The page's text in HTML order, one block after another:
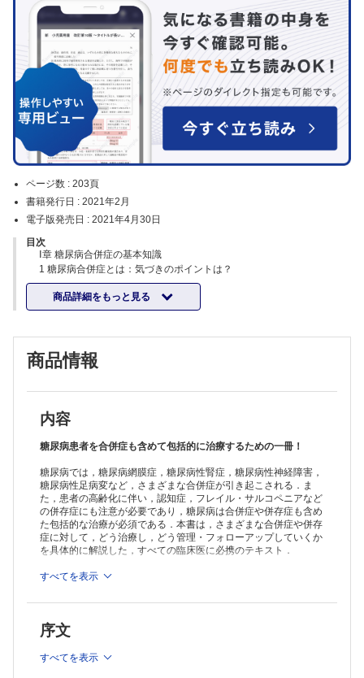
ページ数 : 203頁
書籍発行日 : 2021年2月
電子版発売日 : 2021年4月30日
目次
Ⅰ章 糖尿病合併症の基本知識
1 糖尿病合併症とは：気づきのポイントは？
2 チーム医療と医療連携
3 包括的治療の重要性
Ⅱ章 急性合併症の管理
3 乳酸アシドーシス
4 低血糖
2 糖尿病網膜症
3 糖尿病性末梢神経障害
4 糖尿病性自律神経障害
6 脳血管障害
7 下肢末梢動脈疾患
8 心不全
9 NAFLD
10 糖尿病性足病変
11 骨病変
13 歯周病
15 癌
Ⅳ章 症例から考える合併症管理の戦略
1 糖尿病性腎症の症例
3 拡張不全の症例
商品詳細をもっと見る
商品情報
内容
糖尿病患者を合併症も含めて包括的に治療するための一冊！
糖尿病では，糖尿病網膜症，糖尿病性腎症，糖尿病性神経障害，
糖尿病性足病変など，さまざまな合併症が引き起こされる．ま
た，患者の高齢化に伴い，認知症，フレイル・サルコペニアなど
の併存症にも注意が必要であり，糖尿病は合併症や併存症も含め
た包括的な治療が必須である．本書は，さまざまな合併症や併存
症に対して，どう治療し，どう管理・フォローアップしていくか
を具体的に解説した，すべての臨床医に必携のテキスト．
※本製品はPCでの閲覧も可能です。
境で閲覧可能なPDF版をご覧いただけます。詳細はこちらでご確
推奨ブラウザ： Firefox 最新版 / Google Chrome 最新版 / Safari
最新版
すべてを表示
序文
すべてを表示